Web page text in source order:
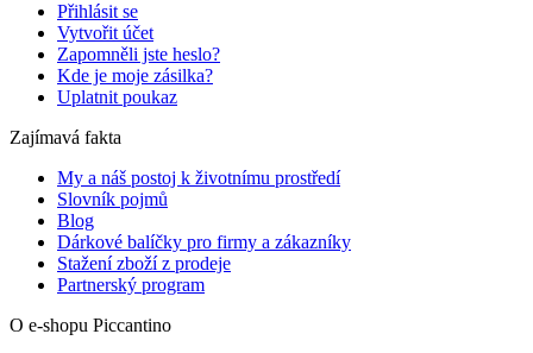
Přihlásit se
Vytvořit účet
Zapomněli jste heslo?
Kde je moje zásilka?
Uplatnit poukaz
Zajímavá fakta
My a náš postoj k životnímu prostředí
Slovník pojmů
Blog
Dárkové balíčky pro firmy a zákazníky
Stažení zboží z prodeje
Partnerský program
O e-shopu Piccantino